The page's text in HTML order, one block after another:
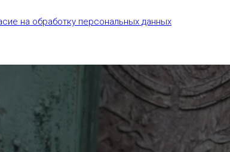
на обработку персональных данных